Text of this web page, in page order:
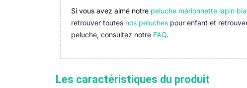
Si vous avez aimé notre peluche marionnette lapin
retrouver toutes nos peluches pour enfant et
peluche, consultez notre FAQ.
Les caractéristiques du produit